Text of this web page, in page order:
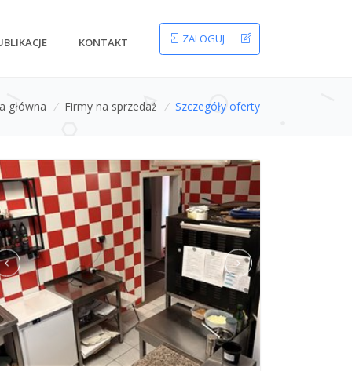
KONTAKT ZALOGUJ
główna / Firmy na sprzedaż / Szczegóły oferty